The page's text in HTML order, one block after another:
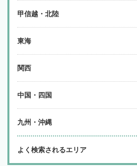
甲信越・北陸
東海
関西
中国・四国
九州・沖縄
よく検索されるエリア